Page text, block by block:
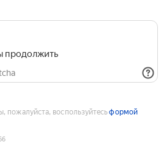
продолжить
пожалуйста, воспользуйтесьформой